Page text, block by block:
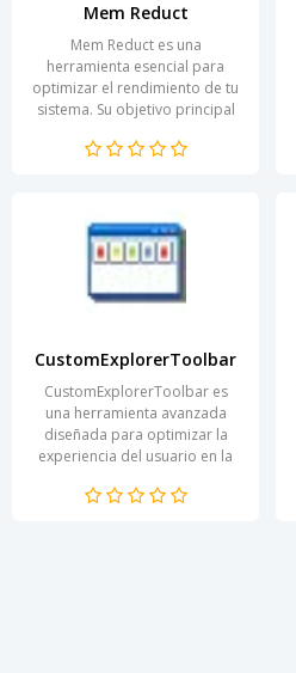
Mem Reduct
Mem Reduct es una
herramienta esencial para
optimizar el rendimiento de tu
sistema. Su objetivo principal
mejorando así la velocidad...
CustomExplorerToolbar
CustomExplorerToolbar es
una herramienta avanzada
diseñada para optimizar la
experiencia del usuario en la
Esta aplicación...